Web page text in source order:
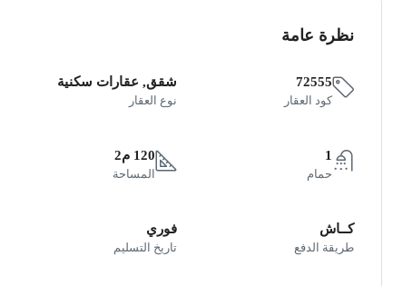
نظرة عامة
72555
كود العقار
شقق, عقارات سكنية
نوع العقار
1
حمام
120 م2
المساحة
كــاش
طريقة الدفع
فوري
تاريخ التسليم